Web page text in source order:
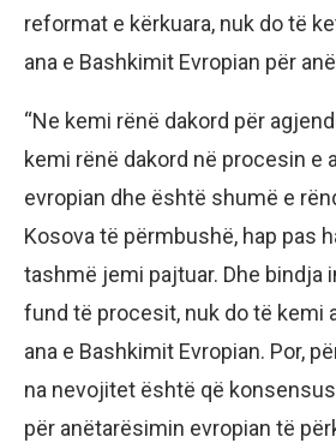
reformat e kërkuara, nuk do të
ana e Bashkimit Evropian për
“Ne kemi rënë dakord për
kemi rënë dakord në procesin e
evropian dhe është shumë e
Kosova të përmbushë, hap pas
tashmë jemi pajtuar. Dhe bindja
fund të procesit, nuk do të kemi
ana e Bashkimit Evropian. Por,
na nevojitet është që
për anëtarësimin evropian të